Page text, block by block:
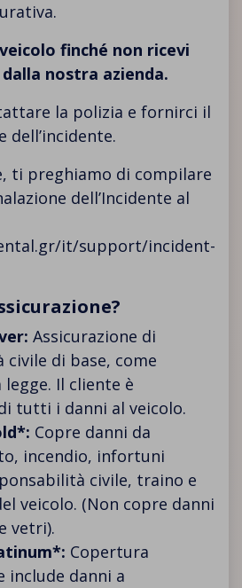
finché non ricevi
nostra azienda.
la polizia e fornirci il
ti preghiamo di compilare
dell’Incidente al
it/support/incident-
Assicurazione di
civile di base, come
Il cliente è
tutti i danni al veicolo.
Copre danni da
incendio, infortuni
civile, traino e
veicolo. (Non copre danni
vetri).
Copertura
include danni a